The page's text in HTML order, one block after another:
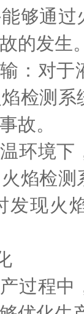
够通
故的发
：对于
检测
故。
环境下
焰检
发现火
过程中